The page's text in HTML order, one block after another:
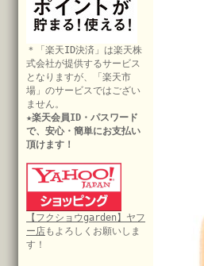
＊「楽天ID決済」は楽天株
式会社が提供するサービス
となりますが、「楽天市
場」のサービスではござい
ません。
★楽天会員ID・パスワード
で、安心・簡単にお支払い
頂けます！
【フクショウgarden】ヤフ
ー店もよろしくお願いしま
す！